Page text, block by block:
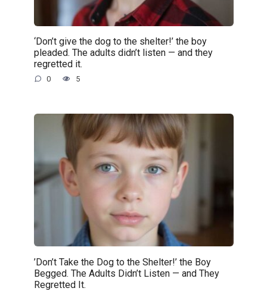
‘Don’t give the dog to the shelter!’ the boy
pleaded. The adults didn’t listen — and they
regretted it.
0 5
’Don’t Take the Dog to the Shelter!’ the Boy
Begged. The Adults Didn’t Listen — and They
Regretted It.